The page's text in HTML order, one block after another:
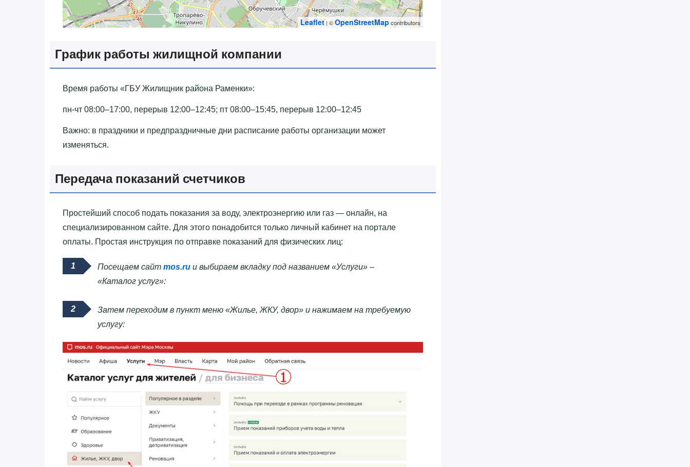
Leaflet| ©OpenStreetMap contributors
График работы жилищной компании
Время работы «‎ГБУ Жилищник района Раменки»‎:
пн-чт 08:00–17:00, перерыв 12:00–12:45; пт 08:00–15:45, перерыв 12:00–12:45
Важно: в праздники и предпраздничные дни расписание работы организации может
изменяться.
Передача показаний счетчиков
Простейший способ подать показания за воду, электроэнергию или газ — онлайн, на
специализированном сайте. Для этого понадобится только личный кабинет на портале
оплаты. Простая инструкция по отправке показаний для физических лиц:
Посещаем сайт mos.ru и выбираем вкладку под названием «Услуги» –
«Каталог услуг»:
Затем переходим в пункт меню «Жилье, ЖКУ, двор» и нажимаем на требуемую
услугу: